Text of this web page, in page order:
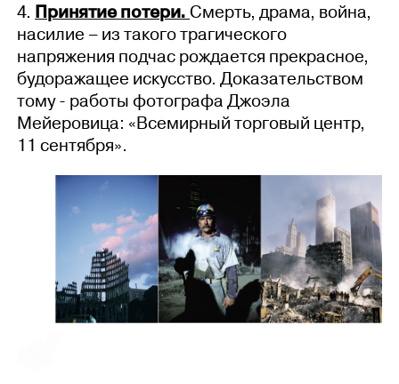
4.Принятие потери.Смерть, драма, война,
насилие – из такого трагического
напряжения подчас рождается прекрасное,
будоражащее искусство. Доказательством
тому - работы фотографа Джоэла
Мейеровица: «Всемирный торговый центр,
11 сентября».